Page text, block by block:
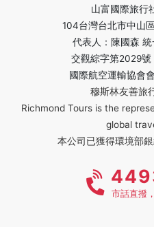
山富國際旅行
104台灣台北市中山
代表人：陳國森
交觀綜字第2029
國際航空運輸協會
穆斯林友善旅
Richmond Tours is the
global
本公司已獲得環境部
市話直撥